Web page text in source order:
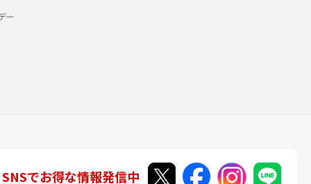
ー
SNSでお得な情報発信中